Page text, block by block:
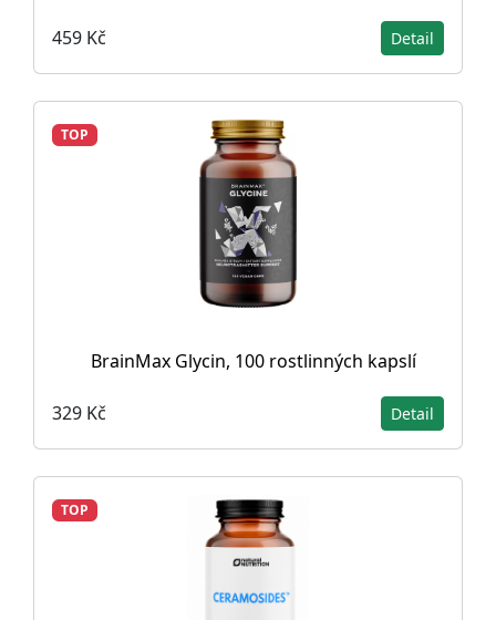
459 Kč Detail
TOP
BrainMax Glycin, 100 rostlinných kapslí
329 Kč Detail
TOP